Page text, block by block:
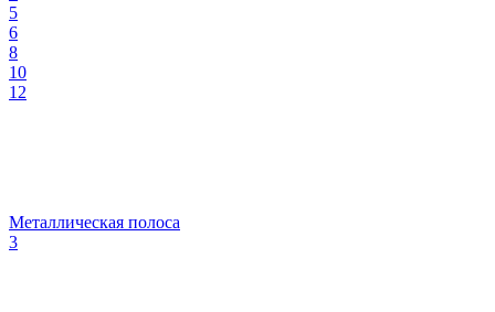
5
6
8
10
12
Металлическая полоса
3